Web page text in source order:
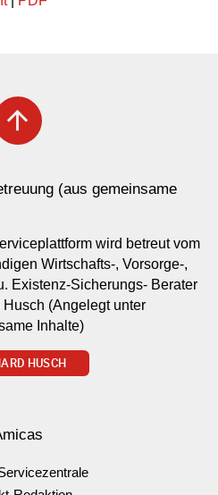
arrow_upward
(aus gemeinsame
wird betreut vom
Wirtschafts-, Vorsorge-,
Existenz-Sicherungs- Berater
Husch (Angelegt unter
Inhalte)
HUSCH